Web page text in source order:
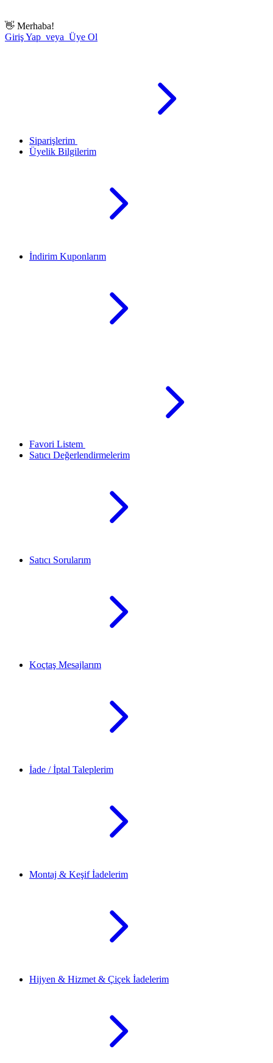
👋 Merhaba!
Giriş Yap veya Üye Ol
Siparişlerim
Üyelik Bilgilerim
İndirim Kuponlarım
Favori Listem
Satıcı Değerlendirmelerim
Satıcı Sorularım
Koçtaş Mesajlarım
İade / İptal Taleplerim
Montaj & Keşif İadelerim
Hijyen & Hizmet & Çiçek İadelerim